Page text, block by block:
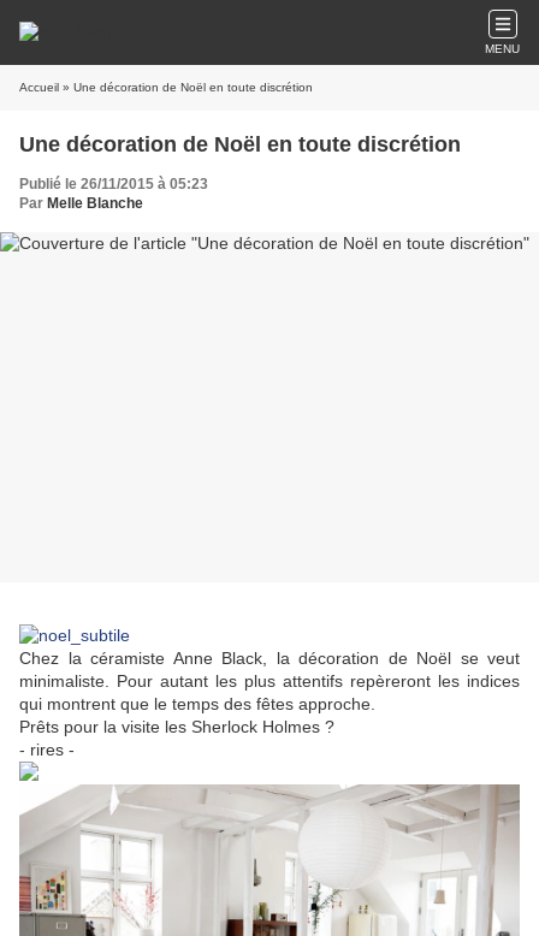
MENU
Accueil » Une décoration de Noël en toute discrétion
Une décoration de Noël en toute discrétion
Publié le 26/11/2015 à 05:23
Par Melle Blanche
Chez la céramiste Anne Black, la décoration de Noël se veut
minimaliste. Pour autant les plus attentifs repèreront les indices
qui montrent que le temps des fêtes approche.
Prêts pour la visite les Sherlock Holmes ?
- rires -